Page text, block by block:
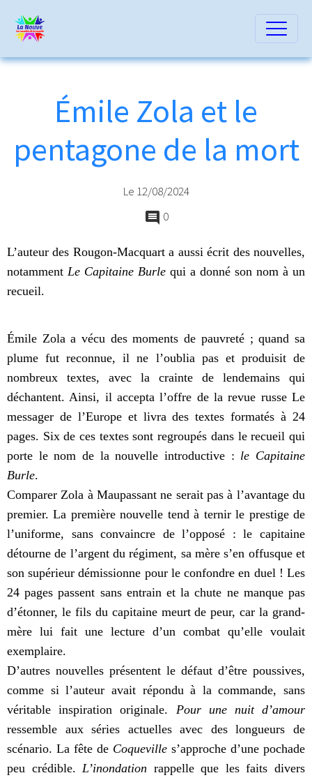
Émile Zola et le
pentagone de la mort
Le 12/08/2024
0
L’auteur des Rougon-Macquart a aussi écrit des nouvelles,
notamment Le Capitaine Burle qui a donné son nom à un
recueil.
Émile Zola a vécu des moments de pauvreté ; quand sa
plume fut reconnue, il ne l’oublia pas et produisit de
nombreux textes, avec la crainte de lendemains qui
déchantent. Ainsi, il accepta l’offre de la revue russe Le
messager de l’Europe et livra des textes formatés à 24
pages. Six de ces textes sont regroupés dans le recueil qui
porte le nom de la nouvelle introductive : le Capitaine
Burle.
Comparer Zola à Maupassant ne serait pas à l’avantage du
premier. La première nouvelle tend à ternir le prestige de
l’uniforme, sans convaincre de l’opposé : le capitaine
détourne de l’argent du régiment, sa mère s’en offusque et
son supérieur démissionne pour le confondre en duel ! Les
24 pages passent sans entrain et la chute ne manque pas
d’étonner, le fils du capitaine meurt de peur, car la grand-
mère lui fait une lecture d’un combat qu’elle voulait
exemplaire.
D’autres nouvelles présentent le défaut d’être poussives,
comme si l’auteur avait répondu à la commande, sans
véritable inspiration originale. Pour une nuit d’amour
ressemble aux séries actuelles avec des longueurs de
scénario. La fête de Coqueville s’approche d’une pochade
peu crédible.L’inondation rappelle que les faits divers